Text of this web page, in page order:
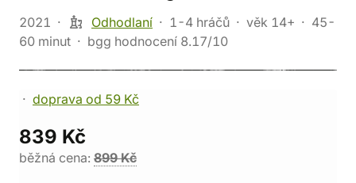
2021 Odhodlaní 1-4 hráčů věk 14+
45-
60 minut
bgg hodnocení 8.17/10
doprava od 59 Kč
839 Kč
běžná cena: 899 Kč